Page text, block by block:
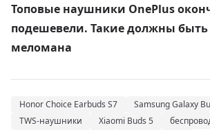
Топовые наушники OnePlus
подешевели. Такие должны быть
меломана
Honor Choice Earbuds S7
Samsung Galaxy
TWS-наушники
Xiaomi Buds 5